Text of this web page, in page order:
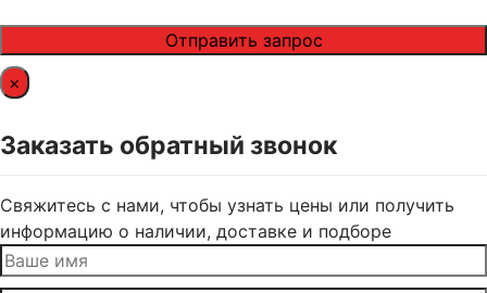
×
Заказать обратный звонок
Свяжитесь с нами, чтобы узнать цены или получить
информацию о наличии, доставке и подборе